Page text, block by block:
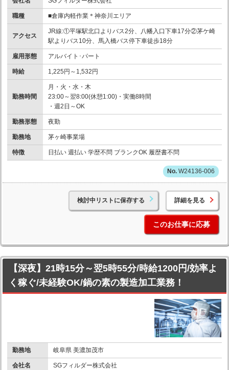
職種 ■倉庫内軽作業＊神奈川エリア
アクセス
JR線:①平塚駅北口よりバス2分、八幡入口下車17分②茅ケ崎
駅よりバス10分、馬入橋バス停下車徒歩18分
雇用形態 アルバイト･パート
時給 1,225円～1,532円
勤務時間
月・火・水・木
23:00～翌8:00(休憩1:00)・実働8時間
・週2日～OK
勤務形態 夜勤
勤務地 茅ヶ崎事業場
特徴 日払い 週払い 学歴不問 ブランクOK 履歴書不問
W24136-006
検討中リストに保存する 詳細を見る
このお仕事に応募
【深夜】21時15分～翌5時55分/時給1200円/効率よ
く稼ぐ/未経験OK/鍋の素の製造加工業務！
勤務地 岐阜県 美濃加茂市
会社名 SGフィルダー株式会社